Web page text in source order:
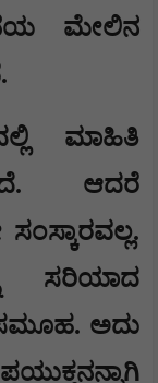
ಮೇಲಿನ
ಮಾಹಿತಿ
ಆದರೆ
ಸರಿಯಾದ
ಅದು